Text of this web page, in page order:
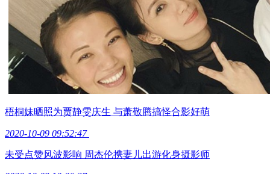
梧桐妹晒照为贾静雯庆生 与萧敬腾搞怪合影好萌
2020-10-09 09:52:47
未受点赞风波影响 周杰伦携妻儿出游化身摄影师